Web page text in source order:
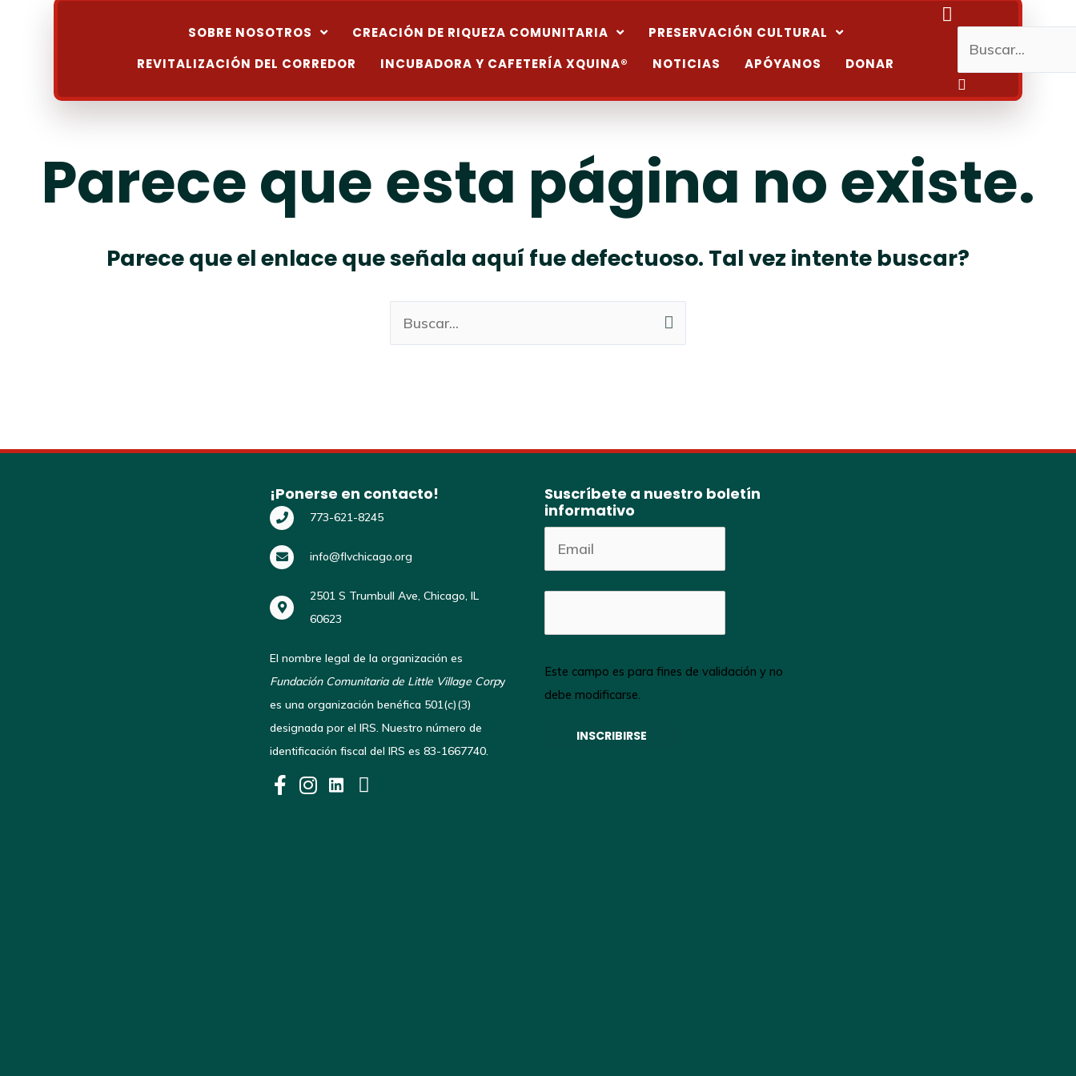
SOBRE NOSOTROS CREACIÓN DE RIQUEZA COMUNITARIA
PRESERVACIÓN CULTURAL
REVITALIZACIÓN DEL CORREDOR
INCUBADORA Y CAFETERÍA XQUINA® NOTICIAS APÓYANOS DONAR
Parece que esta página no existe.
Parece que el enlace que señala aquí fue defectuoso. Tal vez intente buscar?
¡Ponerse en contacto!
773-621-8245
info@flvchicago.org
2501 S Trumbull Ave, Chicago, IL
60623
El nombre legal de la organización es
Fundación Comunitaria de Little Village Corpy
es una organización benéfica 501(c)(3)
designada por el IRS. Nuestro número de
identificación fiscal del IRS es 83-1667740.
Suscríbete a nuestro boletín
informativo
Este campo es para fines de validación y no
debe modificarse.